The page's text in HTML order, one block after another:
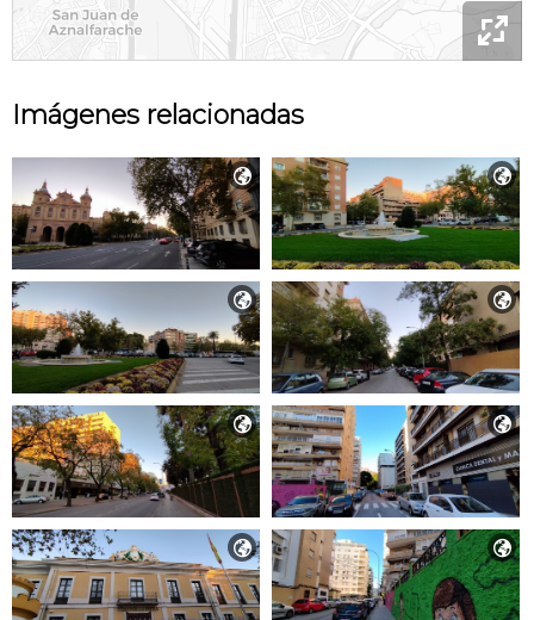

Imágenes relacionadas
 
 
 
 